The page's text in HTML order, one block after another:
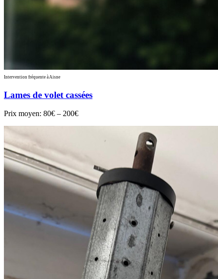
Intervention fréquente à Aisne
Lames de volet cassées
Prix moyen: 80€ – 200€